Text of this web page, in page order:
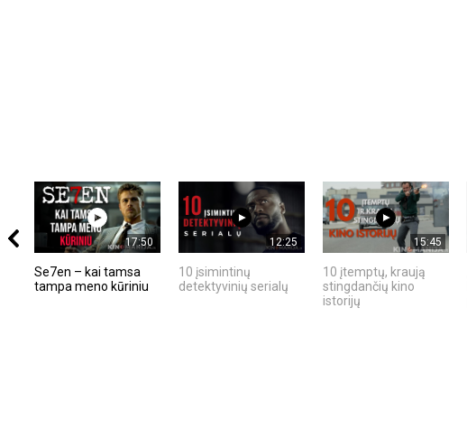
17:50
Se7en – kai tamsa
tampa meno kūriniu
12:25
10 įsimintinų
detektyvinių serialų
15:45
10 įtemptų, kraują
stingdančių kino
istorijų